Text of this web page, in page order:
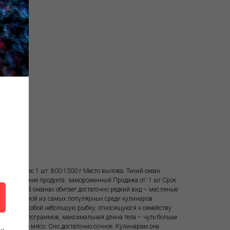
Вес 1 шт: 800-1300 г Место вылова: Тихий океан
Состояние продукта: замороженный Продажа от: 1 шт Срок
за кг В океанах обитает достаточно редкий вид – масляные
Одной из самых популярных среди кулинаров
собой небольшую рыбку, относящуюся к семейству
трех килограммов, максимальная длина тела – чуть больше
мясо. Оно достаточно сочное. Кулинарам она